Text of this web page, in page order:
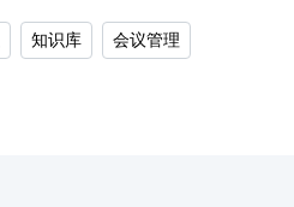
知识库 会议管理